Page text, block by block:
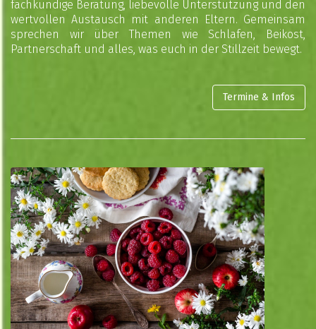
fachkundige Beratung, liebevolle Unterstützung und den
wertvollen Austausch mit anderen Eltern. Gemeinsam
sprechen wir über Themen wie Schlafen, Beikost,
Partnerschaft und alles, was euch in der Stillzeit bewegt.
Termine & Infos